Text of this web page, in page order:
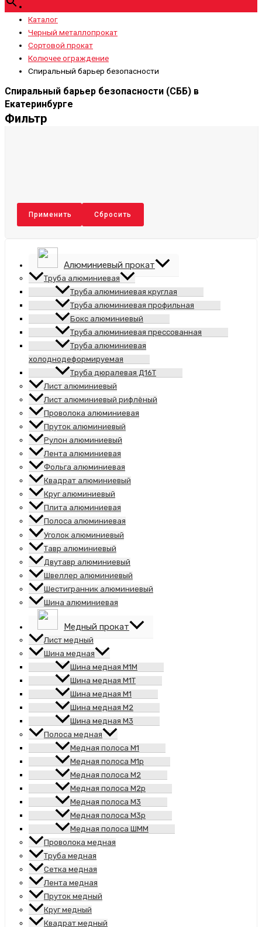
Каталог
Черный металлопрокат
Сортовой прокат
Колючее ограждение
Спиральный барьер безопасности
Спиральный барьер безопасности (СББ) в
Екатеринбурге
Фильтр
Применить Сбросить
Алюминиевый прокат
Труба алюминиевая
Труба алюминиевая круглая
Труба алюминиевая профильная
Бокс алюминиевый
Труба алюминиевая прессованная
Труба алюминиевая
холоднодеформируемая
Труба дюралевая Д16Т
Лист алюминиевый
Лист алюминиевый рифлёный
Проволока алюминиевая
Пруток алюминиевый
Рулон алюминиевый
Лента алюминиевая
Фольга алюминиевая
Квадрат алюминиевый
Круг алюминиевый
Плита алюминиевая
Полоса алюминиевая
Уголок алюминиевый
Тавр алюминиевый
Двутавр алюминиевый
Швеллер алюминиевый
Шестигранник алюминиевый
Шина алюминиевая
Медный прокат
Лист медный
Шина медная
Шина медная М1М
Шина медная М1Т
Шина медная М1
Шина медная М2
Шина медная М3
Полоса медная
Медная полоса М1
Медная полоса М1р
Медная полоса М2
Медная полоса М2р
Медная полоса М3
Медная полоса М3р
Медная полоса ШММ
Проволока медная
Труба медная
Сетка медная
Лента медная
Пруток медный
Круг медный
Квадрат медный